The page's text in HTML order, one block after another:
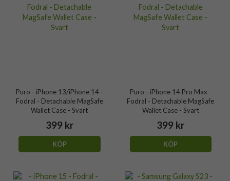
Puro - iPhone 13/iPhone 14 -
Fodral - Detachable MagSafe
Wallet Case - Svart
399 kr
KÖP
Puro - iPhone 14 Pro Max -
Fodral - Detachable MagSafe
Wallet Case - Svart
399 kr
KÖP